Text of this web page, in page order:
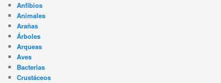
Anfibios
Animales
Arañas
Árboles
Arqueas
Aves
Bacterias
Crustáceos